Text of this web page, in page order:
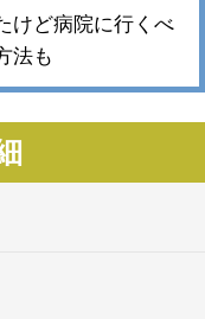
けど病院に行くべ
法も